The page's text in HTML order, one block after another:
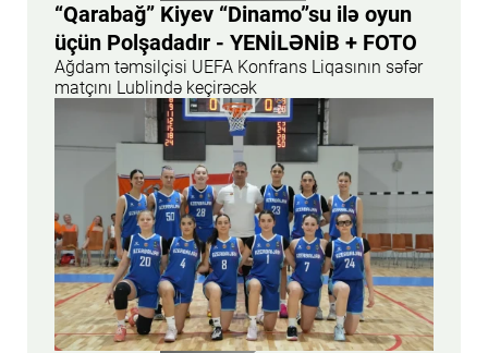
“Qarabağ” Kiyev “Dinamo”su ilə oyun
üçün Polşadadır - YENİLƏNİB + FOTO
Ağdam təmsilçisi UEFA Konfrans Liqasının səfər
matçını Lublində keçirəcək